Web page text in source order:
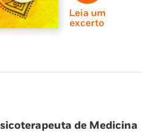
Leia um
excerto
de Medicina